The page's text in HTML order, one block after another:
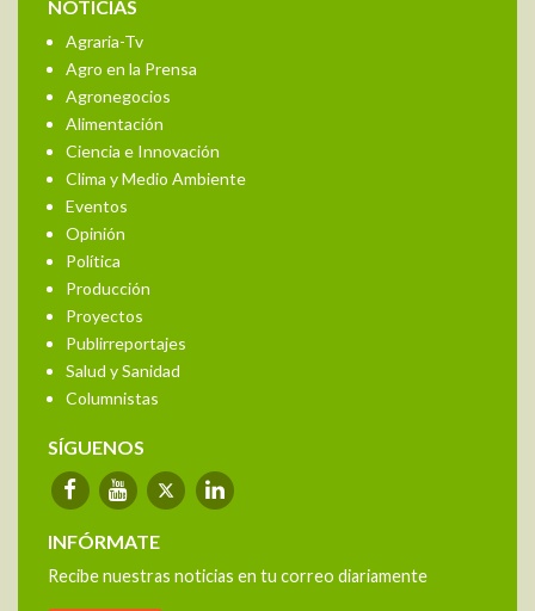
NOTICIAS
Agraria-Tv
Agro en la Prensa
Agronegocios
Alimentación
Ciencia e Innovación
Clima y Medio Ambiente
Eventos
Opinión
Política
Producción
Proyectos
Publirreportajes
Salud y Sanidad
Columnistas
SÍGUENOS
INFÓRMATE
Recibe nuestras noticias en tu correo diariamente